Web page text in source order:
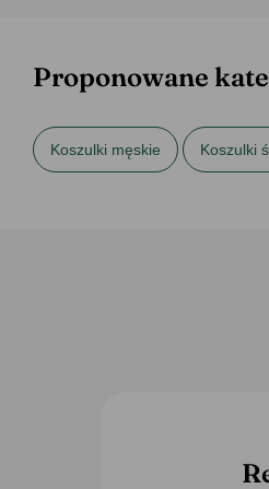
Proponowane
Koszulki męskie Koszulki